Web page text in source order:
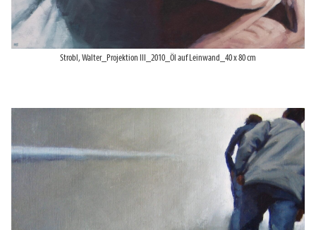
Strobl, Walter_Projektion III_2010_Öl auf Leinwand_40 x 80 cm